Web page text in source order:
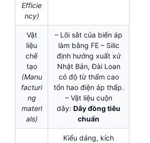
Efficie
ncy)
Vật
liệu
chế
tạo
(Manu
facturi
ng
materi
als)
– Lõi sắt của biến áp
làm bằng FE – Silic
định hướng xuất xứ
Nhật Bản, Đài Loan
có độ từ thẩm cao
tổn hao điện áp thấp.
– Vật liệu cuộn
dây: Dây đồng tiêu
chuẩn
Kiểu dáng, kích